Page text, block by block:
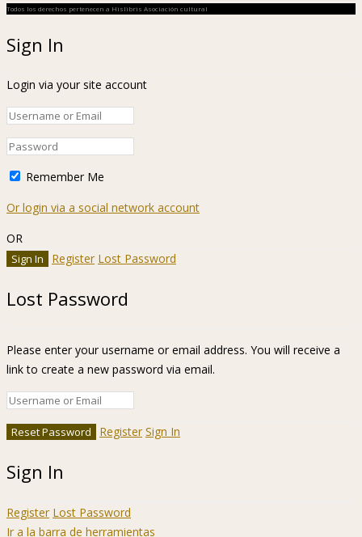
Todos los derechos pertenecen a Hislibris Asociación cultural
Sign In
Login via your site account
Remember Me
Or login via a social network account
OR
Register Lost Password
Lost Password
Please enter your username or email address. You will receive a
link to create a new password via email.
Register Sign In
Sign In
Register Lost Password
Ir a la barra de herramientas